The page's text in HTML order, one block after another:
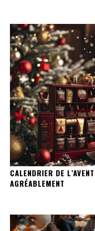
CALENDRIER DE
AGRÉABLEMENT